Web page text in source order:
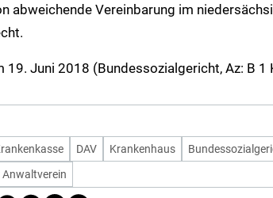
abweichende Vereinbarung im
19. Juni 2018 (Bundessozialgericht, Az: B 1
DAV Krankenhaus
Anwaltverein